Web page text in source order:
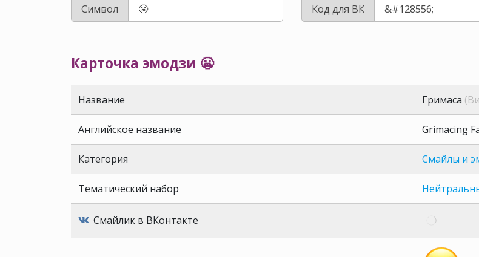
Символ
Код для ВК
Карточка эмодзи 😬
Название Гримаса
Английское название Grimacing
Категория Смайлы и
Тематический набор
Смайлик в ВКонтакте